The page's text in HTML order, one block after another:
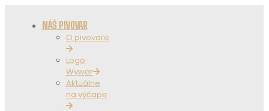
NÁŠ PIVOVAR
O pivovare
Logo
Wywar
Aktuálne
na výčape